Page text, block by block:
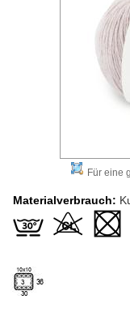
Für eine
Materialverbrauch: